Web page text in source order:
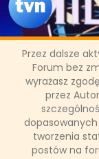
Przez dalsze
Forum bez
wyrażasz
przez
tworzenia
postów na
Czy dziś
milion?
Maciej
pieniądze.
pozwolą mu